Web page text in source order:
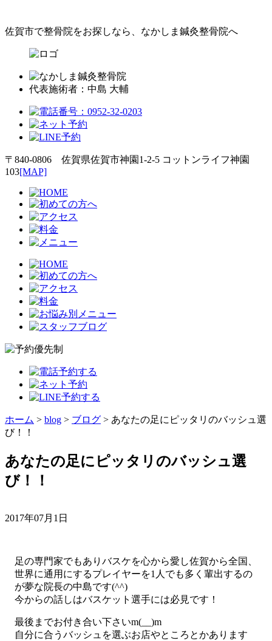
佐賀市で整骨院をお探しなら、なかしま鍼灸整骨院へ
代表施術者：中島 大輔
〒840-0806 佐賀県佐賀市神園1-2-5 コットンライフ神園
103[MAP]
ホーム > blog > ブログ > あなたの足にピッタリのバッシュ選
び！！
あなたの足にピッタリのバッシュ選
び！！
2017年07月1日
足の専門家でもありバスケを心から愛し佐賀から全国、
世界に通用にするプレイヤーを1人でも多く輩出するの
が夢な院長の中島です(^^)
今からの話しはバスケット選手には必見です！
最後までお付き合い下さいm(__)m
自分に合うバッシュを選ぶお店やところとかあります